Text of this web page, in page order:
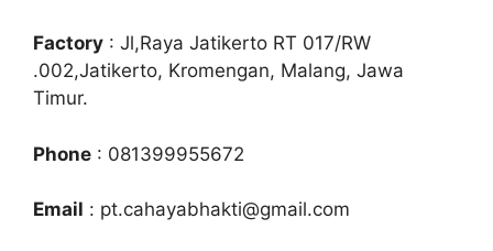
Factory : Jl,Raya Jatikerto RT 017/RW
.002,Jatikerto, Kromengan, Malang, Jawa
Timur.
Phone : 081399955672
Email : pt.cahayabhakti@gmail.com